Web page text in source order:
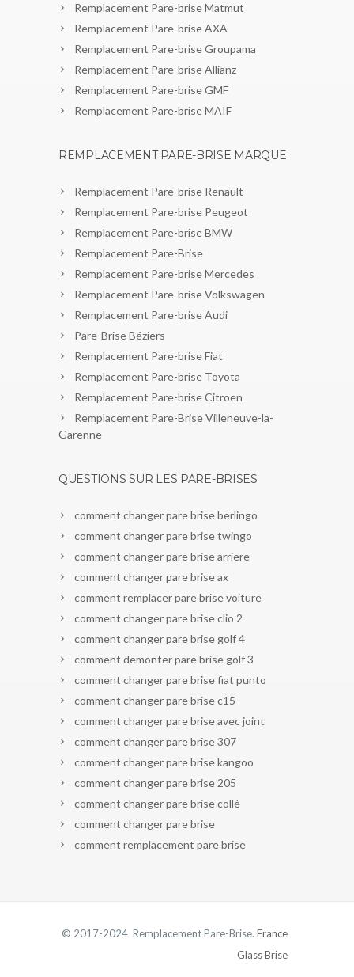
Remplacement Pare-brise Matmut
Remplacement Pare-brise AXA
Remplacement Pare-brise Groupama
Remplacement Pare-brise Allianz
Remplacement Pare-brise GMF
Remplacement Pare-brise MAIF
REMPLACEMENT PARE-BRISE MARQUE
Remplacement Pare-brise Renault
Remplacement Pare-brise Peugeot
Remplacement Pare-brise BMW
Remplacement Pare-Brise
Remplacement Pare-brise Mercedes
Remplacement Pare-brise Volkswagen
Remplacement Pare-brise Audi
Pare-Brise Béziers
Remplacement Pare-brise Fiat
Remplacement Pare-brise Toyota
Remplacement Pare-brise Citroen
Remplacement Pare-Brise Villeneuve-la-
Garenne
QUESTIONS SUR LES PARE-BRISES
comment changer pare brise berlingo
comment changer pare brise twingo
comment changer pare brise arriere
comment changer pare brise ax
comment remplacer pare brise voiture
comment changer pare brise clio 2
comment changer pare brise golf 4
comment demonter pare brise golf 3
comment changer pare brise fiat punto
comment changer pare brise c15
comment changer pare brise avec joint
comment changer pare brise 307
comment changer pare brise kangoo
comment changer pare brise 205
comment changer pare brise collé
comment changer pare brise
comment remplacement pare brise
© 2017-2024 Remplacement Pare-Brise. France
Glass Brise